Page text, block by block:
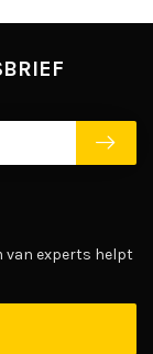
van experts helpt